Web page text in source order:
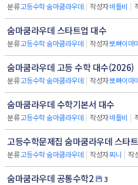
분류고등수학 숨마쿰라우데 | 작성자바틀비 |
숨마쿰라우데 스타트업 대수
분류고등수학 숨마쿰라우데 | 작성자뽀빠이마
숨마쿰라우데 고등 수학 대수(2026)
분류고등수학 숨마쿰라우데 | 작성자뽀빠이마
숨마쿰라우데 수학기본서 대수
분류고등수학 숨마쿰라우데 | 작성자바틀비 |
고등수학문제집 숨마쿰라우데 스타
분류고등수학 숨마쿰라우데 | 작성자찌니 | 작
숨마쿰라우데 공통수학2
3